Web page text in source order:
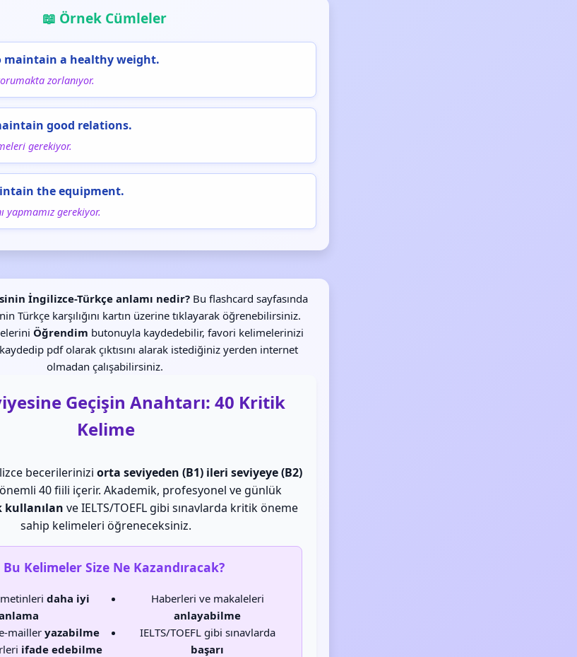
📖 Örnek Cümleler
maintain a healthy weight.
zorlanıyor.
good relations.
gerekiyor.
the equipment.
yapmamız gerekiyor.
İngilizce-Türkçe anlamı nedir? Bu flashcard sayfasında
Türkçe karşılığını kartın üzerine tıklayarak öğrenebilirsiniz.
Öğrendim butonuyla kaydedebilir, favori kelimelerinizi
pdf olarak çıktısını alarak istediğiniz yerden internet
olmadan çalışabilirsiniz.
Geçişin Anahtarı: 40 Kritik
Kelime
becerilerinizi orta seviyeden (B1) ileri seviyeye (B2)
40 fiili içerir. Akademik, profesyonel ve günlük
kullanılan ve IELTS/TOEFL gibi sınavlarda kritik öneme
sahip kelimeleri öğreneceksiniz.
Bu Kelimeler Size Ne Kazandıracak?
daha iyi
mailler yazabilme
ifade edebilme
Haberleri ve makaleleri
anlayabilme
IELTS/TOEFL gibi sınavlarda
başarı